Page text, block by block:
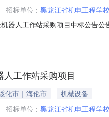
招标单位： 黑龙江省机电工程学校
器人工作站采购项目中标公告
刚总中标金额￥455万元（人民
工作站采购项目
化市｜海伦市
机械设备
招标单位： 黑龙江省机电工程学校